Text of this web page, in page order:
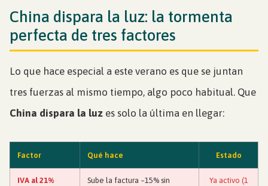
China dispara la luz: la tormenta
perfecta de tres factores
Lo que hace especial a este verano es que se juntan
tres fuerzas al mismo tiempo, algo poco habitual. Que
China dispara la luz es solo la última en llegar:
Factor Qué hace Estado
IVA al 21%
Sube la factura ~15% sin
Ya activo (1